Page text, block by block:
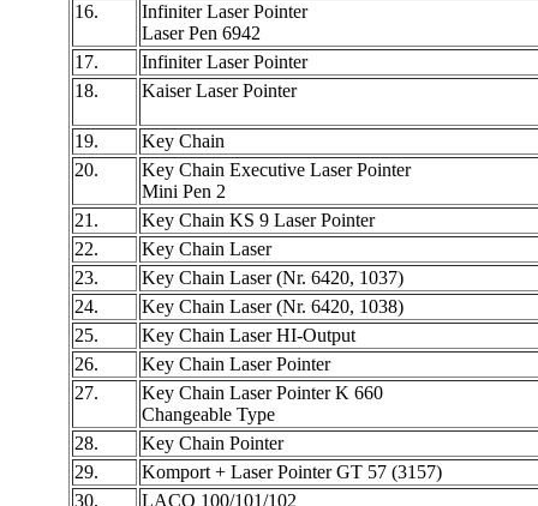
16.
Infiniter Laser Pointer
Laser Pen 6942
17.
Infiniter Laser Pointer
18.
Kaiser Laser Pointer
19.
Key Chain
20.
Key Chain Executive Laser Pointer
Mini Pen 2
21.
Key Chain KS 9 Laser Pointer
22.
Key Chain Laser
23.
Key Chain Laser (Nr. 6420, 1037)
24.
Key Chain Laser (Nr. 6420, 1038)
25.
Key Chain Laser HI-Output
26.
Key Chain Laser Pointer
27.
Key Chain Laser Pointer K 660
Changeable Type
28.
Key Chain Pointer
29.
Komport + Laser Pointer GT 57 (3157)
30.
LACO 100/101/102